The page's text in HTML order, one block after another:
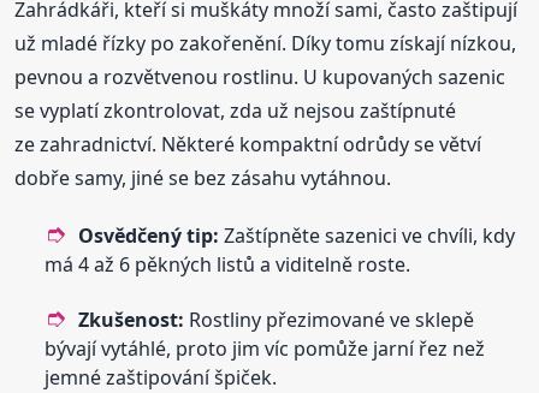
Zahrádkáři, kteří si muškáty množí sami, často zaštipují
už mladé řízky po zakořenění. Díky tomu získají nízkou,
pevnou a rozvětvenou rostlinu. U kupovaných sazenic
se vyplatí zkontrolovat, zda už nejsou zaštípnuté
ze zahradnictví. Některé kompaktní odrůdy se větví
dobře samy, jiné se bez zásahu vytáhnou.
Osvědčený tip: Zaštípněte sazenici ve chvíli, kdy
má 4 až 6 pěkných listů a viditelně roste.
Zkušenost: Rostliny přezimované ve sklepě
bývají vytáhlé, proto jim víc pomůže jarní řez než
jemné zaštipování špiček.